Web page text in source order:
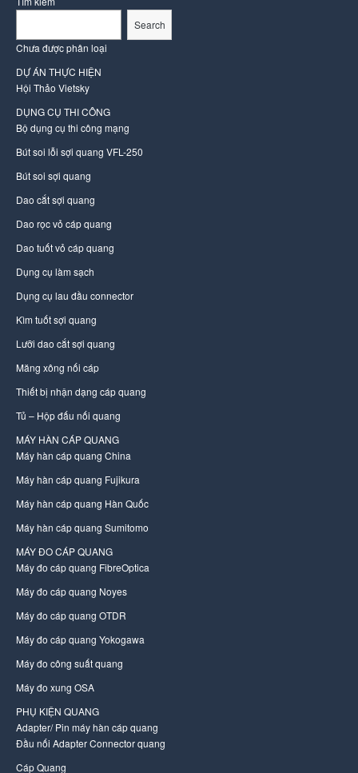
Search
Chưa được phân loại
DỰ ÁN THỰC HIỆN
Hội Thảo Vietsky
DỤNG CỤ THI CÔNG
Bộ dụng cụ thi công mạng
Bút soi lỗi sợi quang VFL-250
Bút soi sợi quang
Dao cắt sợi quang
Dao rọc vỏ cáp quang
Dao tuốt vỏ cáp quang
Dụng cụ làm sạch
Dụng cụ lau đầu connector
Kìm tuốt sợi quang
Lưỡi dao cắt sợi quang
Măng xông nối cáp
Thiết bị nhận dạng cáp quang
Tủ – Hộp đấu nối quang
MÁY HÀN CÁP QUANG
Máy hàn cáp quang China
Máy hàn cáp quang Fujikura
Máy hàn cáp quang Hàn Quốc
Máy hàn cáp quang Sumitomo
MÁY ĐO CÁP QUANG
Máy đo cáp quang FibreOptica
Máy đo cáp quang Noyes
Máy đo cáp quang OTDR
Máy đo cáp quang Yokogawa
Máy đo công suất quang
Máy đo xung OSA
PHỤ KIỆN QUANG
Adapter/ Pin máy hàn cáp quang
Đầu nối Adapter Connector quang
Cáp Quang